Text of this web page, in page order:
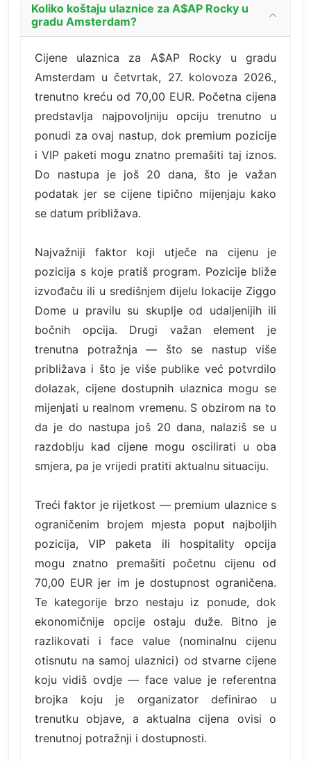
Koliko koštaju ulaznice za A$AP Rocky u
gradu Amsterdam?
Cijene ulaznica za A$AP Rocky u gradu
Amsterdam u četvrtak, 27. kolovoza 2026.,
trenutno kreću od 70,00 EUR. Početna cijena
predstavlja najpovoljniju opciju trenutno u
ponudi za ovaj nastup, dok premium pozicije
i VIP paketi mogu znatno premašiti taj iznos.
Do nastupa je još 20 dana, što je važan
podatak jer se cijene tipično mijenjaju kako
se datum približava.
Najvažniji faktor koji utječe na cijenu je
pozicija s koje pratiš program. Pozicije bliže
izvođaču ili u središnjem dijelu lokacije Ziggo
Dome u pravilu su skuplje od udaljenijih ili
bočnih opcija. Drugi važan element je
trenutna potražnja — što se nastup više
približava i što je više publike već potvrdilo
dolazak, cijene dostupnih ulaznica mogu se
mijenjati u realnom vremenu. S obzirom na to
da je do nastupa još 20 dana, nalaziš se u
razdoblju kad cijene mogu oscilirati u oba
smjera, pa je vrijedi pratiti aktualnu situaciju.
Treći faktor je rijetkost — premium ulaznice s
ograničenim brojem mjesta poput najboljih
pozicija, VIP paketa ili hospitality opcija
mogu znatno premašiti početnu cijenu od
70,00 EUR jer im je dostupnost ograničena.
Te kategorije brzo nestaju iz ponude, dok
ekonomičnije opcije ostaju duže. Bitno je
razlikovati i face value (nominalnu cijenu
otisnutu na samoj ulaznici) od stvarne cijene
koju vidiš ovdje — face value je referentna
brojka koju je organizator definirao u
trenutku objave, a aktualna cijena ovisi o
trenutnoj potražnji i dostupnosti.